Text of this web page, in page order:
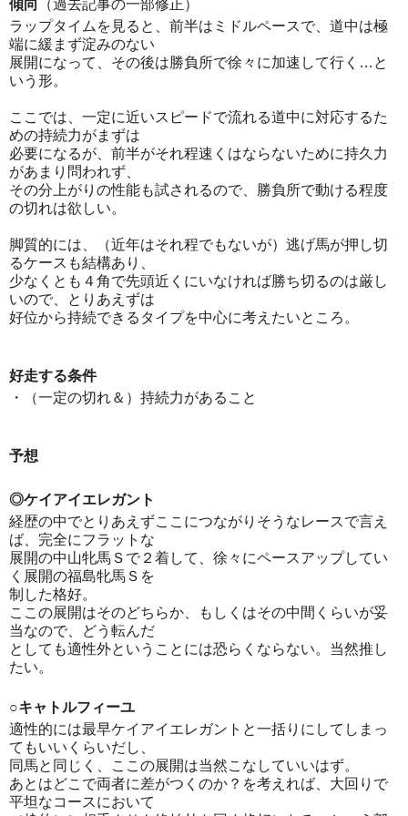
傾向
（過去記事の一部修正）
ラップタイムを見ると、前半はミドルペースで、道中は極
端に緩まず淀みのない
展開になって、その後は勝負所で徐々に加速して行く…と
いう形。
ここでは、一定に近いスピードで流れる道中に対応するた
めの持続力がまずは
必要になるが、前半がそれ程速くはならないために持久力
があまり問われず、
その分上がりの性能も試されるので、勝負所で動ける程度
の切れは欲しい。
脚質的には、（近年はそれ程でもないが）逃げ馬が押し切
るケースも結構あり、
少なくとも４角で先頭近くにいなければ勝ち切るのは厳し
いので、とりあえずは
好位から持続できるタイプを中心に考えたいところ。
好走する条件
・（一定の切れ＆）持続力があること
予想
◎ケイアイエレガント
経歴の中でとりあえずここにつながりそうなレースで言え
ば、完全にフラットな
展開の中山牝馬Ｓで２着して、徐々にペースアップしてい
く展開の福島牝馬Ｓを
制した格好。
ここの展開はそのどちらか、もしくはその中間くらいが妥
当なので、どう転んだ
としても適性外ということには恐らくならない。当然推し
たい。
○キャトルフィーユ
適性的には最早ケイアイエレガントと一括りにしてしまっ
てもいいくらいだし、
同馬と同じく、ここの展開は当然こなしていいはず。
あとはどこで両者に差がつくのか？を考えれば、大回りで
平坦なコースにおいて